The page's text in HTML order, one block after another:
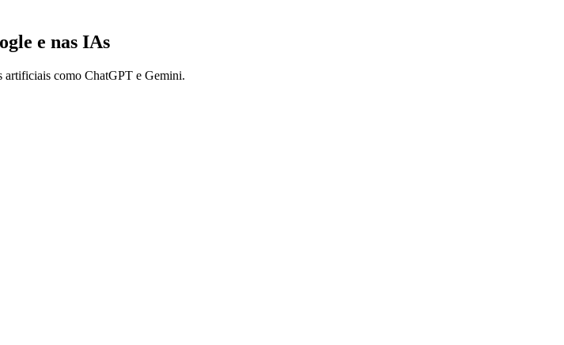
e nas IAs
artificiais como ChatGPT e Gemini.